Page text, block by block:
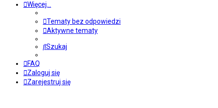
Więcej…
Tematy bez odpowiedzi
Aktywne tematy
Szukaj
FAQ
Zaloguj się
Zarejestruj się